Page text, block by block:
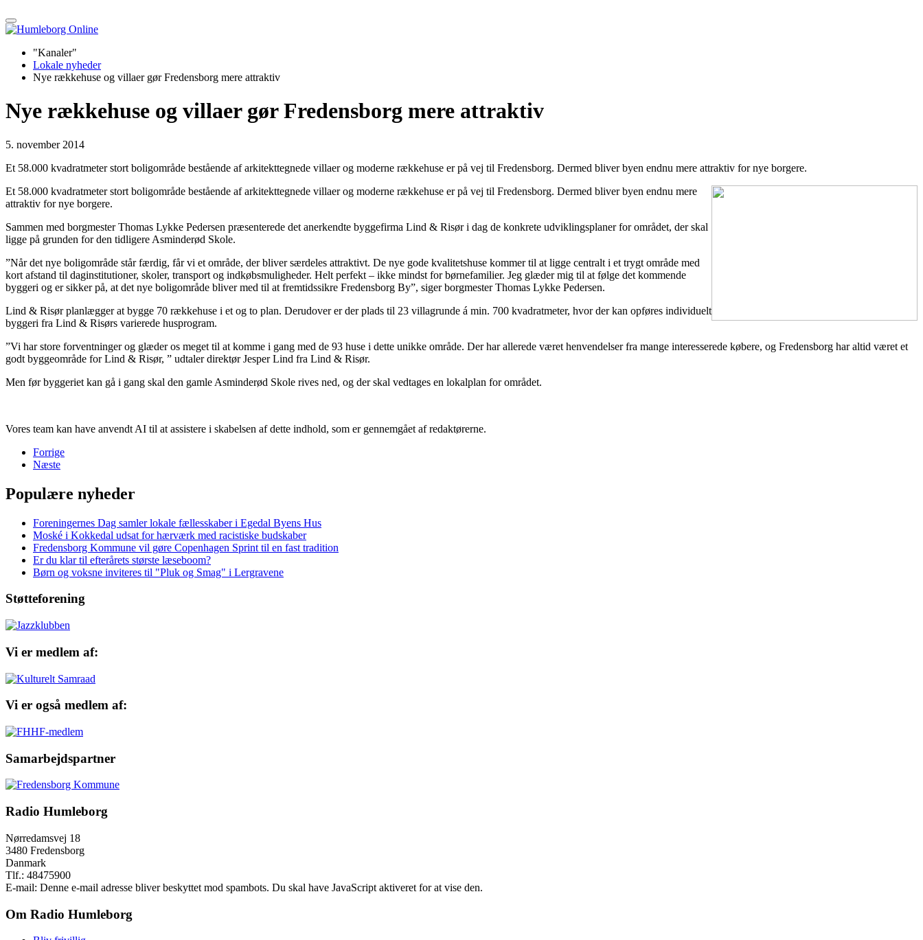
"Kanaler"
Lokale nyheder
Nye rækkehuse og villaer gør Fredensborg mere attraktiv
Nye rækkehuse og villaer gør Fredensborg mere attraktiv
5. november 2014
Et 58.000 kvadratmeter stort boligområde bestående af arkitekttegnede villaer og moderne rækkehuse er på vej til Fredensborg. Dermed bliver byen endnu mere attraktiv for nye borgere.
Et 58.000 kvadratmeter stort boligområde bestående af arkitekttegnede villaer og moderne rækkehuse er på vej til Fredensborg. Dermed bliver byen endnu mere
attraktiv for nye borgere.
Sammen med borgmester Thomas Lykke Pedersen præsenterede det anerkendte byggefirma Lind & Risør i dag de konkrete udviklingsplaner for området, der skal
ligge på grunden for den tidligere Asminderød Skole.
”Når det nye boligområde står færdig, får vi et område, der bliver særdeles attraktivt. De nye gode kvalitetshuse kommer til at ligge centralt i et trygt område med
kort afstand til daginstitutioner, skoler, transport og indkøbsmuligheder. Helt perfekt – ikke mindst for børnefamilier. Jeg glæder mig til at følge det kommende
byggeri og er sikker på, at det nye boligområde bliver med til at fremtidssikre Fredensborg By”, siger borgmester Thomas Lykke Pedersen.
Lind & Risør planlægger at bygge 70 rækkehuse i et og to plan. Derudover er der plads til 23 villagrunde á min. 700 kvadratmeter, hvor der kan opføres individuelt
byggeri fra Lind & Risørs varierede husprogram.
”Vi har store forventninger og glæder os meget til at komme i gang med de 93 huse i dette unikke område. Der har allerede været henvendelser fra mange interesserede købere, og Fredensborg har altid været et
godt byggeområde for Lind & Risør, ” udtaler direktør Jesper Lind fra Lind & Risør.
Men før byggeriet kan gå i gang skal den gamle Asminderød Skole rives ned, og der skal vedtages en lokalplan for området.
Vores team kan have anvendt AI til at assistere i skabelsen af dette indhold, som er gennemgået af redaktørerne.
Forrige
Næste
Populære nyheder
Foreningernes Dag samler lokale fællesskaber i Egedal Byens Hus
Moské i Kokkedal udsat for hærværk med racistiske budskaber
Fredensborg Kommune vil gøre Copenhagen Sprint til en fast tradition
Er du klar til efterårets største læseboom?
Børn og voksne inviteres til "Pluk og Smag" i Lergravene
Støtteforening
Vi er medlem af:
Vi er også medlem af:
Samarbejdspartner
Radio Humleborg
Nørredamsvej 18
3480 Fredensborg
Danmark
Tlf.: 48475900
E-mail: Denne e-mail adresse bliver beskyttet mod spambots. Du skal have JavaScript aktiveret for at vise den.
Om Radio Humleborg